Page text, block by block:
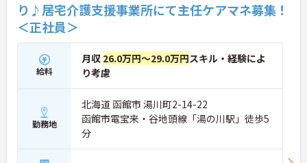
り♪居宅介護支援事業所にて主任ケアマネ募集！
＜正社員＞
給料
月収 26.0万円～29.0万円スキル・経験によ
り考慮
勤務地
北海道 函館市 湯川町2-14-22
函館市電宝来・谷地頭線「湯の川駅」徒歩5
分